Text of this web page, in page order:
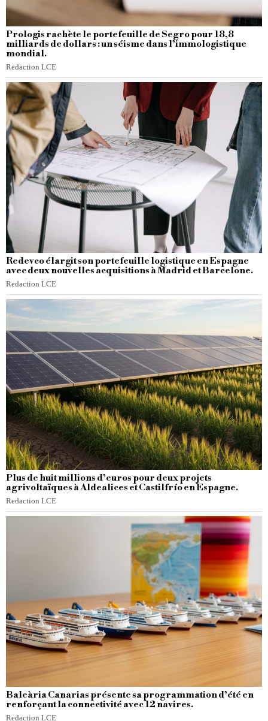
Prologis rachète le portefeuille de Segro pour 18,8
milliards de dollars : un séisme dans l’immologistique
mondial.
Redaction LCE
Redevco élargit son portefeuille logistique en Espagne
avec deux nouvelles acquisitions à Madrid et Barcelone.
Redaction LCE
Plus de huit millions d’euros pour deux projets
agrivoltaïques à Aldealices et Castilfrío en Espagne.
Redaction LCE
Baleària Canarias présente sa programmation d’été en
renforçant la connectivité avec 12 navires.
Redaction LCE